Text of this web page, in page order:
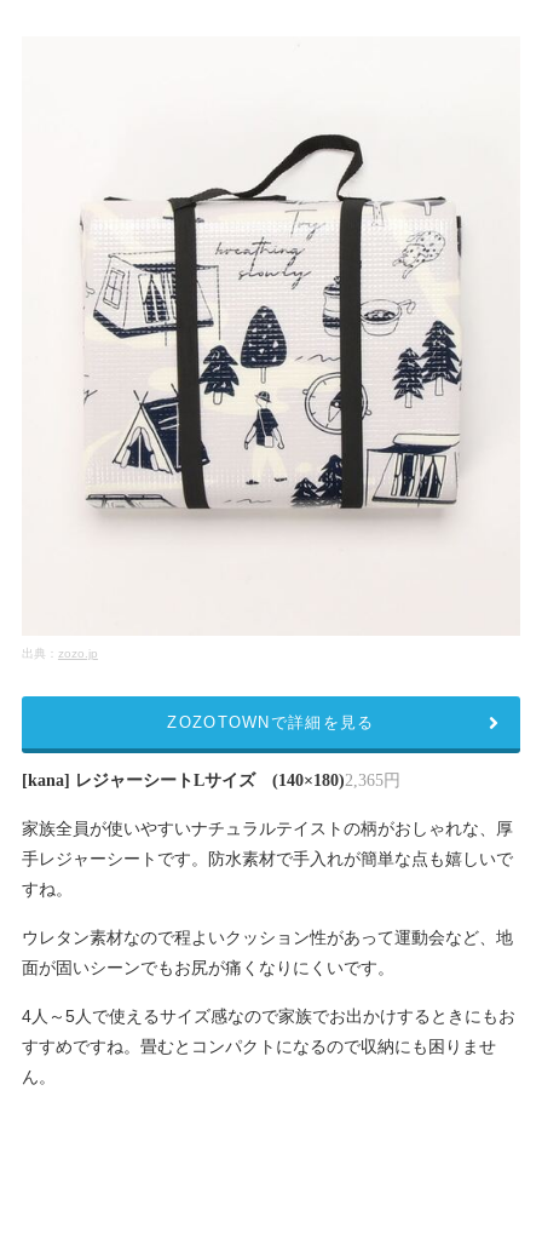
出典： zozo.jp
[kana] レジャーシートLサイズ (140×180)2,365円
家族全員が使いやすいナチュラルテイストの柄がおしゃれな、厚
手レジャーシートです。防水素材で手入れが簡単な点も嬉しいで
すね。
ウレタン素材なので程よいクッション性があって運動会など、地
面が固いシーンでもお尻が痛くなりにくいです。
4人～5人で使えるサイズ感なので家族でお出かけするときにもお
すすめですね。畳むとコンパクトになるので収納にも困りませ
ん。
ZOZOTOWNで詳細を見る